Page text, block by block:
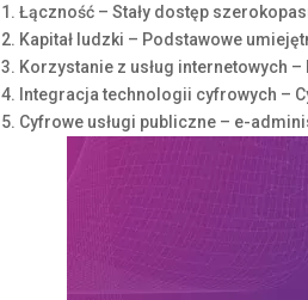
1. Łączność – Stały dostęp
2. Kapitał ludzki – Podstawowe
3. Korzystanie z usług internetowych
4. Integracja technologii cyfrowych –
5. Cyfrowe usługi publiczne – e-